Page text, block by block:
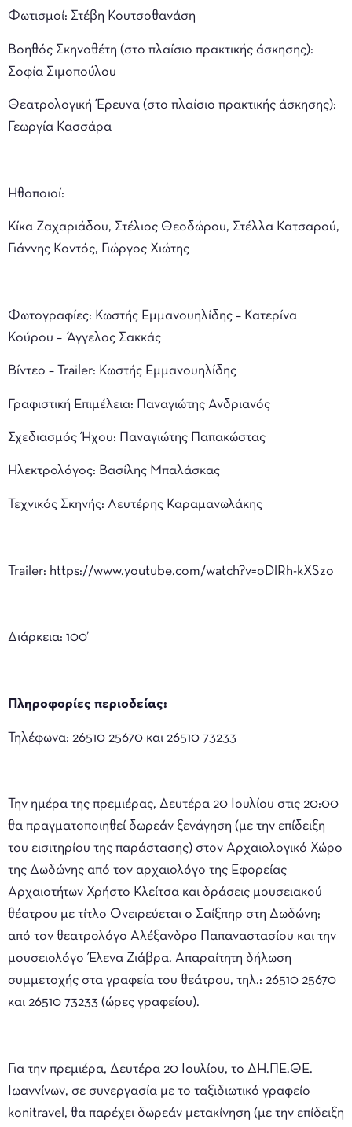
Φωτισμοί: Στέβη Κουτσοθανάση
Βοηθός Σκηνοθέτη (στο πλαίσιο πρακτικής άσκησης):
Σοφία Σιμοπούλου
Θεατρολογική Έρευνα (στο πλαίσιο πρακτικής άσκησης):
Γεωργία Κασσάρα
Ηθοποιοί:
Κίκα Ζαχαριάδου, Στέλιος Θεοδώρου, Στέλλα Κατσαρού,
Γιάννης Κοντός, Γιώργος Χιώτης
Φωτογραφίες: Κωστής Εμμανουηλίδης – Κατερίνα
Κούρου – Άγγελος Σακκάς
Βίντεο – Trailer: Κωστής Εμμανουηλίδης
Γραφιστική Επιμέλεια: Παναγιώτης Ανδριανός
Σχεδιασμός Ήχου: Παναγιώτης Παπακώστας
Ηλεκτρολόγος: Βασίλης Μπαλάσκας
Τεχνικός Σκηνής: Λευτέρης Καραμανωλάκης
Trailer: https://www.youtube.com/watch?v=oDlRh-kXSzo
Διάρκεια: 100’
Πληροφορίες περιοδείας:
Τηλέφωνα: 26510 25670 και 26510 73233
Την ημέρα της πρεμιέρας, Δευτέρα 20 Ιουλίου στις 20:00
θα πραγματοποιηθεί δωρεάν ξενάγηση (με την επίδειξη
του εισιτηρίου της παράστασης) στον Αρχαιολογικό Χώρο
της Δωδώνης από τον αρχαιολόγο της Εφορείας
Αρχαιοτήτων Χρήστο Κλείτσα και δράσεις μουσειακού
θέατρου με τίτλο Ονειρεύεται ο Σαίξπηρ στη Δωδώνη;
από τον θεατρολόγο Αλέξανδρο Παπαναστασίου και την
μουσειολόγο Έλενα Ζιάβρα. Απαραίτητη δήλωση
συμμετοχής στα γραφεία του θεάτρου, τηλ.: 26510 25670
και 26510 73233 (ώρες γραφείου).
Για την πρεμιέρα, Δευτέρα 20 Ιουλίου, το ΔΗ.ΠΕ.ΘΕ.
Ιωαννίνων, σε συνεργασία με το ταξιδιωτικό γραφείο
konitravel, θα παρέχει δωρεάν μετακίνηση (με την επίδειξη